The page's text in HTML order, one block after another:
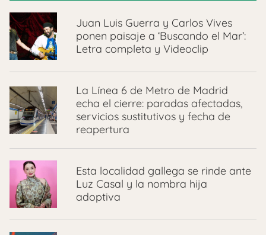
Juan Luis Guerra y Carlos Vives
ponen paisaje a ‘Buscando el Mar’:
Letra completa y Videoclip
La Línea 6 de Metro de Madrid
echa el cierre: paradas afectadas,
servicios sustitutivos y fecha de
reapertura
Esta localidad gallega se rinde ante
Luz Casal y la nombra hija
adoptiva